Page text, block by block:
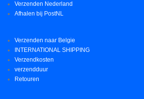
Verzenden Nederland
Afhalen bij PostNL
Verzenden naar Belgie
INTERNATIONAL SHIPPING
Verzendkosten
verzendduur
Retouren